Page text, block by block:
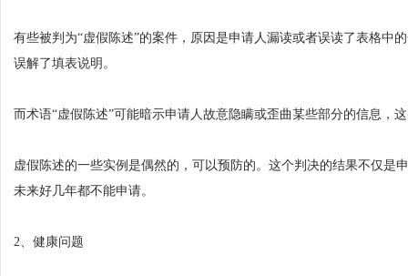
有些被判为“虚假陈述”的案件，原因是申请人漏读或者误读了表格中
误解了填表说明。
而术语“虚假陈述”可能暗示申请人故意隐瞒或歪曲某些部分的信息，
虚假陈述的一些实例是偶然的，可以预防的。这个判决的结果不仅是
未来好几年都不能申请。
2、健康问题